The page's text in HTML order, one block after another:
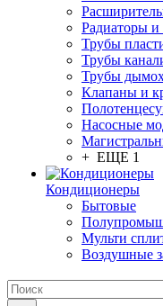
Радиаторы и
Трубы
Трубы
Трубы
Клапаны и
Насосные
+ ЕЩЕ 1
Кондиционеры
Бытовые
Мульти
Воздушные